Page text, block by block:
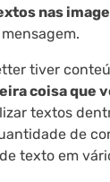
nas
tiver
coisa que
textos
de
texto em